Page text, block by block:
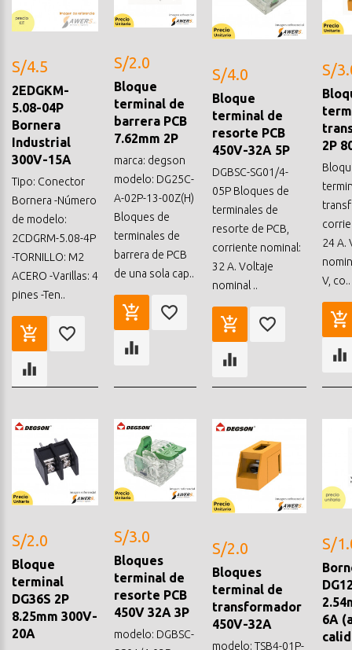
S/4.5
2EDGKM-
5.08-04P
Bornera
Industrial
300V-15A
Tipo: Conector
Bornera -Número
de modelo:
2CDGRM-5.08-4P
-TORNILLO: M2
ACERO -Varillas: 4
pines -Ten..
S/2.0
Bloque
terminal de
barrera PCB
7.62mm 2P
marca: degson
modelo: DG25C-
A-02P-13-00Z(H)
Bloques de
terminales de
barrera de PCB
de una sola cap..
S/4.0
Bloque
terminal de
resorte PCB
450V-32A 5P
DGBSC-SG01/4-
05P Bloques de
terminales de
resorte de PCB,
corriente nominal:
32 A. Voltaje
nominal ..
S/
2P
24 A.
V, co..
S/2.0
Bloque
terminal
DG36S 2P
8.25mm 300V-
20A
S/3.0
Bloques
terminal de
resorte PCB
450V 32A 3P
modelo: DGBSC-
S/2.0
Bloques
terminal de
transformador
450V-32A
modelo: TSB4-01P-
S/
6A